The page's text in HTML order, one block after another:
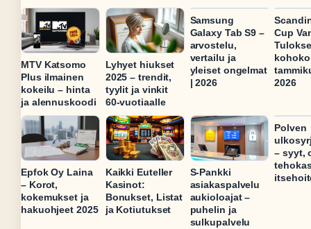
MTV Katsomo
Plus ilmainen
kokeilu – hinta
ja alennuskoodi
Lyhyet hiukset
2025 – trendit,
tyylit ja vinkit
60-vuotiaalle
Samsung
Galaxy Tab S9 –
arvostelu,
vertailu ja
yleiset ongelmat
| 2026
Cup
2026
Epfok Oy Laina
– Korot,
kokemukset ja
hakuohjeet 2025
Kaikki Euteller
Kasinot:
Bonukset, Listat
ja Kotiutukset
S-Pankki
asiakaspalvelu
aukioloajat –
puhelin ja
sulkupalvelu
Polven
– syyt,